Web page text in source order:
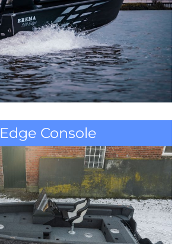
Edge Console